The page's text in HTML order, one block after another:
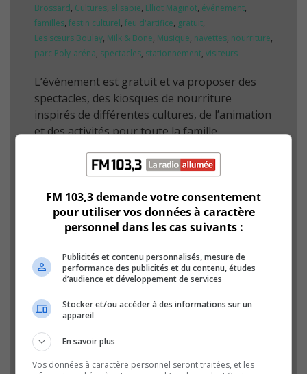
Brossard, Cultures, elisapie, Elliot Maginot, événement,
familles, festin culturel, feu d'artifice, gratuit,
Les sœurs Boulay, Milk & Bone, Musique, navettes, nourriture,
parc Poly-aréna, spectacles, stationnement, visiteurs
L’événement est gratuit et va proposer des
spectacles, des kiosques de nourriture
inspirés de différentes cultures, de l’animation
et des activités pour toute la famille.
La programmation musicale va réunir
notamment Ariane Moffatt, Milk & Bone,
Elisapie, Les sœurs Boulay et Elliot Maginot,
en plus de plusieurs autres artistes.
samedi soir.
Des navettes gratuites seront offertes afin de
faciliter l’accès au site, où le stationnement
sera limité.
FM 103,3 demande votre consentement
pour utiliser vos données à caractère
personnel dans les cas suivants :
Publicités et contenu personnalisés, mesure de
performance des publicités et du contenu, études
d’audience et développement de services
Stocker et/ou accéder à des informations sur un
appareil
En savoir plus
Vos données à caractère personnel seront traitées, et les